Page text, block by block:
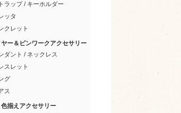
ラップ / キーホルダー
ッタ
クレット
ヤー＆ピンワークアクセサリー
ダント / ネックレス
スレット
グ
ス
色揃えアクセサリー